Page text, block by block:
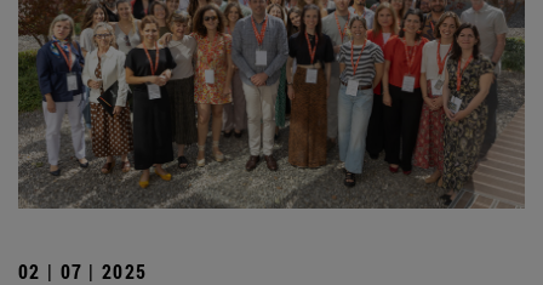
02 | 07 | 2025